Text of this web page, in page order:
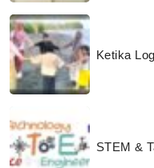
Ketika
STEM &